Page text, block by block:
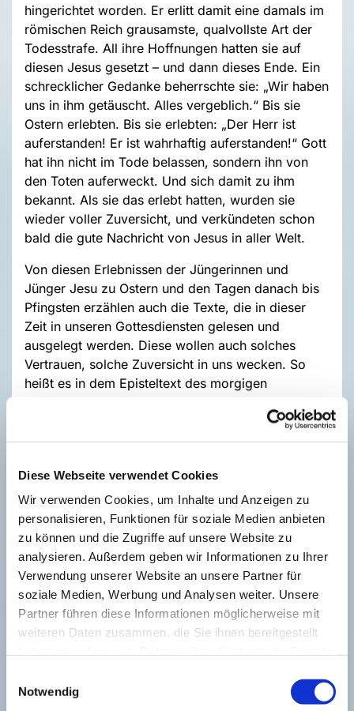
Diese Webseite verwendet Cookies
Wir verwenden Cookies, um Inhalte und Anzeigen zu
personalisieren, Funktionen für soziale Medien anbieten
zu können und die Zugriffe auf unsere Website zu
analysieren. Außerdem geben wir Informationen zu Ihrer
Verwendung unserer Website an unsere Partner für
soziale Medien, Werbung und Analysen weiter. Unsere
Partner führen diese Informationen möglicherweise mit
weiteren Daten zusammen, die Sie ihnen bereitgestellt
Notwendig
hingerichtet worden. Er erlitt damit eine damals im
römischen Reich grausamste, qualvollste Art der
Todesstrafe. All ihre Hoffnungen hatten sie auf
diesen Jesus gesetzt – und dann dieses Ende. Ein
schrecklicher Gedanke beherrschte sie: „Wir haben
uns in ihm getäuscht. Alles vergeblich.“ Bis sie
Ostern erlebten. Bis sie erlebten: „Der Herr ist
auferstanden! Er ist wahrhaftig auferstanden!“ Gott
hat ihn nicht im Tode belassen, sondern ihn von
den Toten auferweckt. Und sich damit zu ihm
bekannt. Als sie das erlebt hatten, wurden sie
wieder voller Zuversicht, und verkündeten schon
bald die gute Nachricht von Jesus in aller Welt.
Von diesen Erlebnissen der Jüngerinnen und
Jünger Jesu zu Ostern und den Tagen danach bis
Pfingsten erzählen auch die Texte, die in dieser
Zeit in unseren Gottesdiensten gelesen und
ausgelegt werden. Diese wollen auch solches
Vertrauen, solche Zuversicht in uns wecken. So
heißt es in dem Episteltext des morgigen
Vater unseres Herrn Jesus Christus, der uns nach
seiner großen Barmherzigkeit wiedergeboren hat
Auferstehung Jesu Christi von den Toten.“ (1.
Petr.1, 3).
Von solchem „Wieder-geboren-werden“ sprechen
auch andere biblische Texte, die vom Glauben,
vom Vertrauen handeln. Es wird damit auch
ausgedrückt, dass der Glaube ein Geschenk ist. So
wie das Leben. Wenn ich auf Jesus vertraue, ist
das nicht mein Verdienst, in keinerlei Weise. Ich
kann freilich auf Erlebnisse zurückblicken, bei mir
ein wohl Entscheidendes schon in meiner Kindheit.
Deutung dieser Erlebnisse eng verbunden.